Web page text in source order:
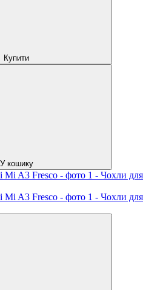
Купити
У кошику